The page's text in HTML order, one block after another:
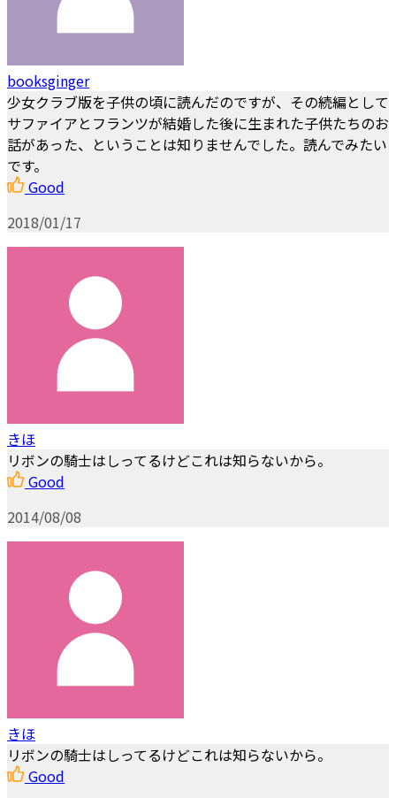
booksginger
少女クラブ版を子供の頃に読んだのですが、その続編として
サファイアとフランツが結婚した後に生まれた子供たちのお
話があった、ということは知りませんでした。読んでみたい
です。
Good
2018/01/17
きほ
リボンの騎士はしってるけどこれは知らないから。
Good
2014/08/08
きほ
リボンの騎士はしってるけどこれは知らないから。
Good